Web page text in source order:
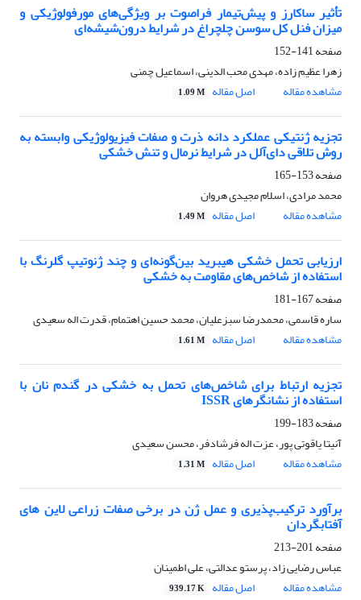
تأثیر ساکارز و پیش‌تیمار فراصوت بر ویژگی‌های مورفولوژیکی و
میزان فنل کل سوسن چلچراغ در شرایط درون‌شیشه‌ای
صفحه141-152
زهرا عظیم زاده، مهدی محب الدینی، اسماعیل چمنی
مشاهده مقاله
اصل مقاله 1.09 M
تجزیه ژنتیکی عملکرد دانه ذرت و صفات فیزیولوژیکی وابسته به
روش تلاقی‌ دای‌آلل در شرایط نرمال و تنش خشکی
صفحه153-165
محمد مرادی، اسلام مجیدی هروان
مشاهده مقاله
اصل مقاله 1.49 M
ارزیابی تحمل خشکی هیبرید بین‌گونه‌ای و چند ژنوتیپ‌ گلرنگ با
استفاده از شاخص‌های مقاومت به خشکی
صفحه167-181
ساره قاسمی، محمدرضا سبزعلیان، محمد حسین اهتمام، قدرت اله سعیدی
مشاهده مقاله
اصل مقاله 1.61 M
تجزیه ارتباط برای شاخص‌های تحمل به خشکی در گندم نان با
استفاده از نشانگرهای ISSR
صفحه183-199
آنیتا یاقوتی پور، عزت اله فرشادفر، محسن سعیدی
مشاهده مقاله
اصل مقاله 1.31 M
برآورد ترکیب‌پذیری و عمل ژن در برخی صفات زراعی لاین های
آفتابگردان
صفحه201-213
عباس رضایی زاد، پرستو عدالتی، علی اطمینان
مشاهده مقاله
اصل مقاله 939.17 K